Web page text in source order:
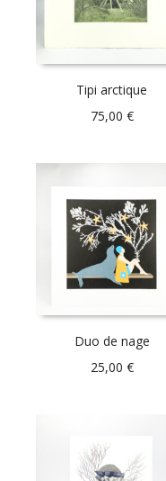
Tipi arctique
75,00 €
Duo de nage
25,00 €